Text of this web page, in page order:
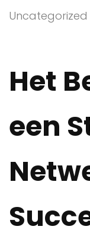
Uncategorized
Het
een